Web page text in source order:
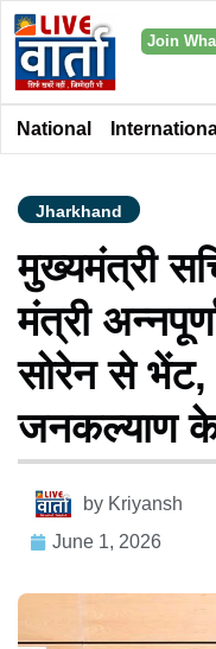
Join
National
Jharkhand
मुख्यमंत्री
मंत्री
सोरेन से भेंट,
जनकल्याण के
by Kriyansh
June 1, 2026